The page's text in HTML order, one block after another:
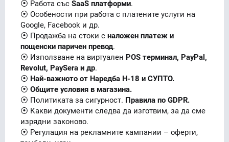
⦿ Работа със SaaS платформи.
⦿ Особености при работа с платените услуги на
Google, Facebook и др.
⦿ Продажба на стоки с наложен платеж и
пощенски паричен превод.
⦿ Използване на виртуален POS терминал, PayPal,
Revolut, PaySera и др.
⦿ Най-важното от Наредба Н-18 и СУПТО.
⦿ Общите условия в магазина.
⦿ Политиката за сигурност. Правила по GDPR.
⦿ Какви документи следва да изготвим, за да сме
изрядни законово.
⦿ Регулация на рекламните кампании – оферти,